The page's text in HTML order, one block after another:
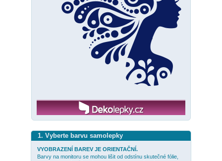
1. Vyberte barvu samolepky
VYOBRAZENÍ BAREV JE ORIENTAČNÍ.
Barvy na monitoru se mohou lišit od odstínu skutečné fólie,